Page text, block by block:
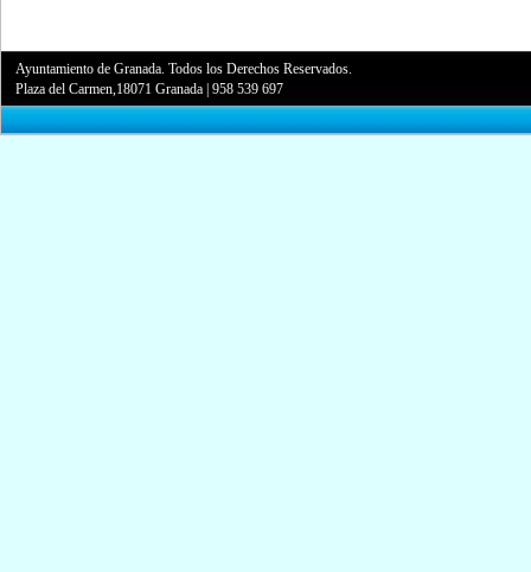
Ayuntamiento de Granada. Todos los Derechos Reservados.
Plaza del Carmen,18071 Granada |958 539 697